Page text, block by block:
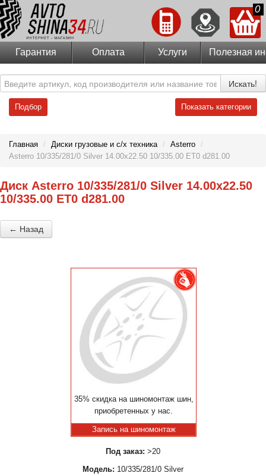
0
Гарантия Оплата Услуги Полезная
Искать!
Подбор Показать категории
Главная / Диски грузовые и с/х техника / Asterro /
Asterro 10/335/281/0 Silver 14.00x22.50 10/335.00 ET0 d281.00
Диск Asterro 10/335/281/0 Silver 14.00x22.50
10/335.00 ET0 d281.00
← Назад
35% скидка на шиномонтаж шин,
приобретенных у нас.
Запись на шиномонтаж
Под заказ: >20
Модель: 10/335/281/0 Silver